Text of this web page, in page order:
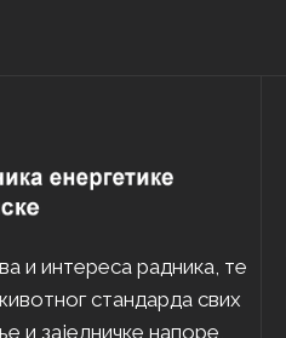
и интереса радника, те
стандарда свих
и заједничке напоре,